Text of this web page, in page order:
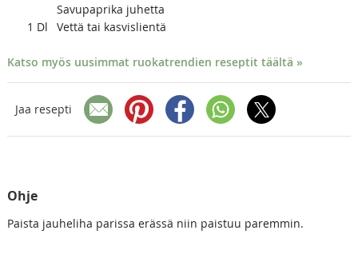
Savupaprika juhetta
1 Dl Vettä tai kasvislientä
Katso myös uusimmat ruokatrendien reseptit täältä »
Jaa resepti
Ohje
Paista jauheliha parissa erässä niin paistuu paremmin.